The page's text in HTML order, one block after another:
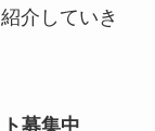
介していき
募集中